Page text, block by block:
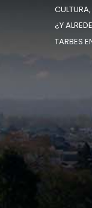
¿Y
TARBES